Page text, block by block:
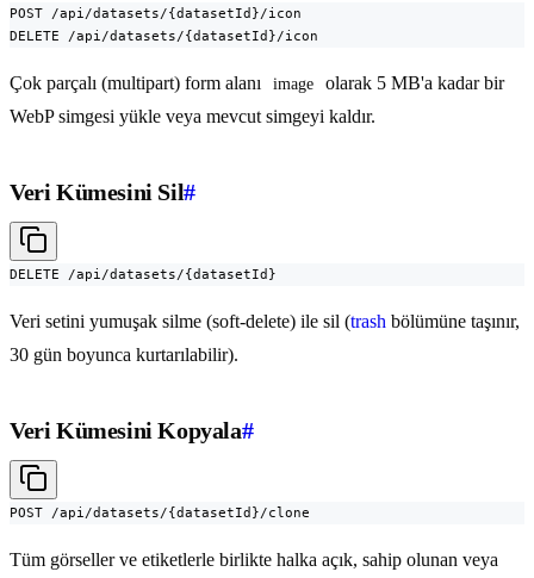
POST /api/datasets/{datasetId}/icon
DELETE /api/datasets/{datasetId}/icon
Çok parçalı (multipart) form alanı image
olarak 5 MB'a kadar bir
WebP simgesi yükle veya mevcut simgeyi kaldır.
Veri Kümesini Sil#
DELETE /api/datasets/{datasetId}
Veri setini yumuşak silme (soft-delete) ile sil (trash bölümüne taşınır,
30 gün boyunca kurtarılabilir).
Veri Kümesini Kopyala#
POST /api/datasets/{datasetId}/clone
Tüm görseller ve etiketlerle birlikte halka açık, sahip olunan veya